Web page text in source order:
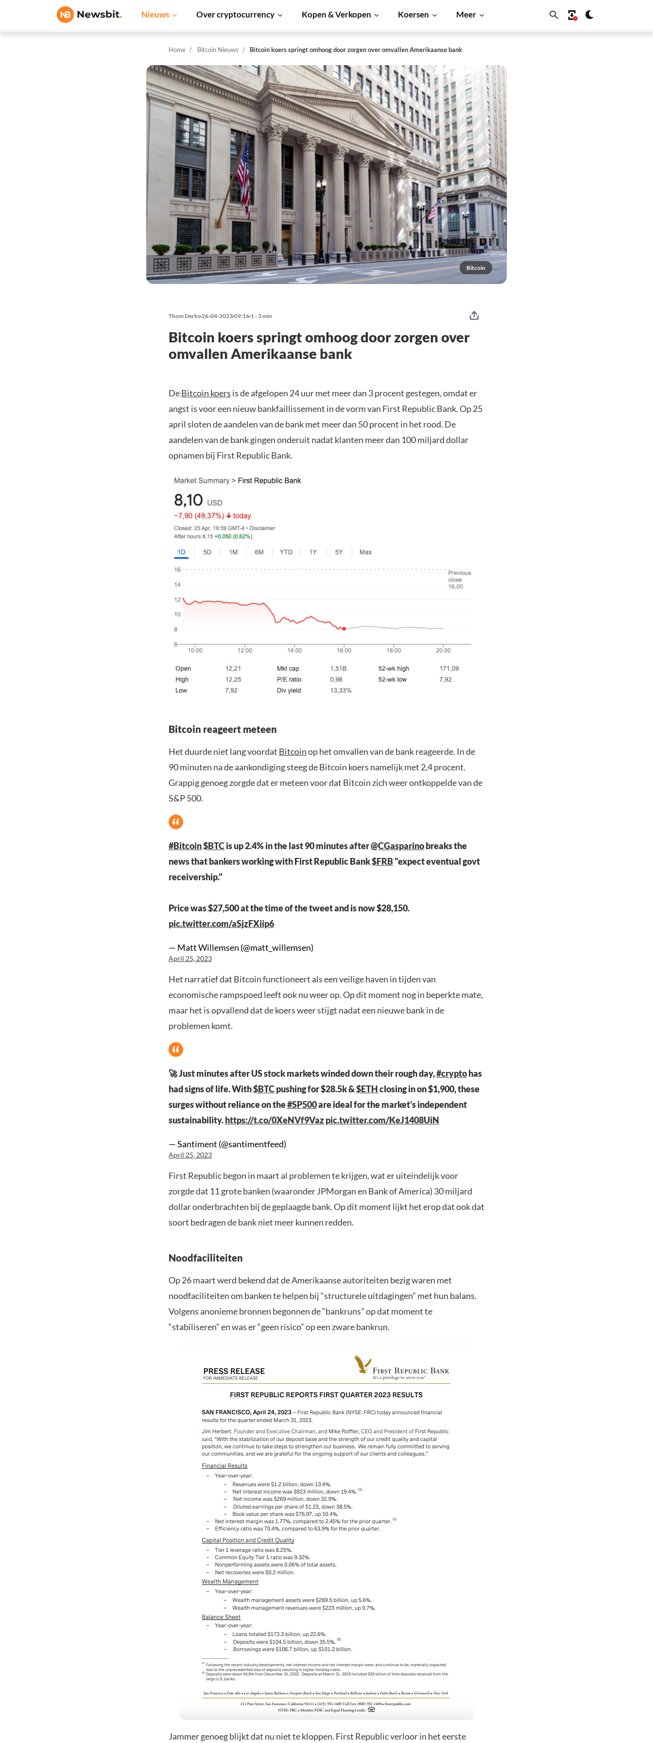
Nieuws Over cryptocurrency Kopen & Verkopen Koersen Meer
Home Bitcoin Nieuws Bitcoin koers springt omhoog door zorgen over omvallen Amerikaanse bank
Bitcoin
Thom Derks 26-04-2023 09:16 1 - 3 min
Bitcoin koers springt omhoog door zorgen over
omvallen Amerikaanse bank
DeBitcoin koers is de afgelopen 24 uur met meer dan 3 procent gestegen, omdat er
angst is voor een nieuw bankfaillissement in de vorm van First Republic Bank. Op 25
april sloten de aandelen van de bank met meer dan 50 procent in het rood. De
aandelen van de bank gingen onderuit nadat klanten meer dan 100 miljard dollar
opnamen bij First Republic Bank.
Bitcoin reageert meteen
Het duurde niet lang voordat Bitcoinop het omvallen van de bank reageerde. In de
90 minuten na de aankondiging steeg de Bitcoin koers namelijk met 2,4 procent.
Grappig genoeg zorgde dat er meteen voor dat Bitcoin zich weer ontkoppelde van de
S&P 500.
#Bitcoin$BTCis up 2.4% in the last 90 minutes after@CGasparinobreaks the
news that bankers working with First Republic Bank$FRB"expect eventual govt
receivership."
Price was $27,500 at the time of the tweet and is now $28,150.
pic.twitter.com/aSjzFXiip6
— Matt Willemsen (@matt_willemsen)
April 25, 2023
Het narratief dat Bitcoin functioneert als een veilige haven in tijden van
economische rampspoed leeft ook nu weer op. Op dit moment nog in beperkte mate,
maar het is opvallend dat de koers weer stijgt nadat een nieuwe bank in de
problemen komt.
🚀 Just minutes after US stock markets winded down their rough day,#cryptohas
had signs of life. With$BTCpushing for $28.5k &$ETHclosing in on $1,900, these
surges without reliance on the#SP500are ideal for the market's independent
sustainability.https://t.co/0XeNVf9Vaz pic.twitter.com/KeJ1408UiN
— Santiment (@santimentfeed)
April 25, 2023
First Republic begon in maart al problemen te krijgen, wat er uiteindelijk voor
zorgde dat 11 grote banken (waaronder JPMorgan en Bank of America) 30 miljard
dollar onderbrachten bij de geplaagde bank. Op dit moment lijkt het erop dat ook dat
soort bedragen de bank niet meer kunnen redden.
Noodfaciliteiten
Op 26 maart werd bekend dat de Amerikaanse autoriteiten bezig waren met
noodfaciliteiten om banken te helpen bij “structurele uitdagingen” met hun balans.
Volgens anonieme bronnen begonnen de “bankruns” op dat moment te
“stabiliseren” en was er “geen risico” op een zware bankrun.
Jammer genoeg blijkt dat nu niet te kloppen. First Republic verloor in het eerste